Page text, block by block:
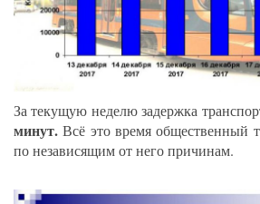
За текущую неделю задержка
минут. Всё это время общественный
по независящим от него причинам.